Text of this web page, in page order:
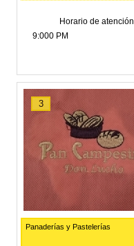
Horario de atención
9:000 PM
3
Panaderías y Pastelerías